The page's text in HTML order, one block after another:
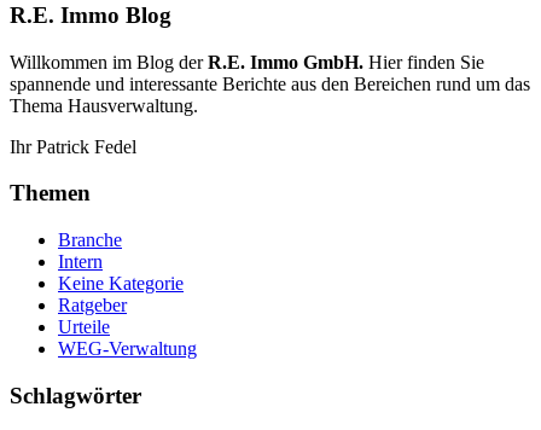
R.E. Immo Blog
Willkommen im Blog derR.E. Immo GmbH. Hier finden Sie
spannende und interessante Berichte aus den Bereichen rund um das
Thema Hausverwaltung.
Ihr Patrick Fedel
Themen
Branche
Intern
Keine Kategorie
Ratgeber
Urteile
WEG-Verwaltung
Schlagwörter